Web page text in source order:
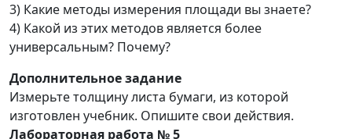
3) Какие методы измерения площади вы знаете?
4) Какой из этих методов является более
универсальным? Почему?
Дополнительное задание
Измерьте толщину листа бумаги, из которой
изготовлен учебник. Опишите свои действия.
Лабораторная работа № 5